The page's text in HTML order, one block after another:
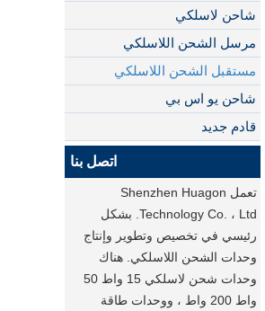
شاحن لاسلكي
مرسل الشحن اللاسلكي
مستقبل الشحن اللاسلكي
شاحن يو اس بي
قادم جديد
اتصل بنا
تعمل Shenzhen Huagon
Technology Co. ، Ltd. بشكل
رئيسي في تخصيص وتطوير وإنتاج
وحدات الشحن اللاسلكي. هناك
وحدات شحن لاسلكي 15 واط 50
واط 200 واط ، ووحدات طاقة